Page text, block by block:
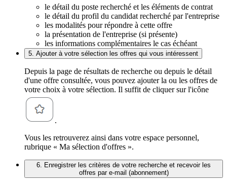
le détail du poste recherché et les éléments de contrat
le détail du profil du candidat recherché par l'entreprise
les modalités pour répondre à cette offre
la présentation de l'entreprise (si présente)
les informations complémentaires le cas échéant
5. Ajouter à votre sélection les offres qui vous intéressent
Depuis la page de résultats de recherche ou depuis le détail
d'une offre consultée, vous pouvez ajouter la ou les offres de
votre choix à votre sélection. Il suffit de cliquer sur l'icône
.
Vous les retrouverez ainsi dans votre espace personnel,
rubrique « Ma sélection d'offres ».
6. Enregistrer les critères de votre recherche et recevoir les
offres par e-mail (abonnement)